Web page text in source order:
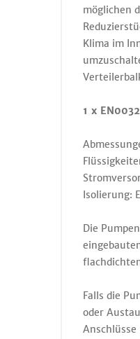
möglichen
Klima im
1 x
Isolierung:
Die
Falls die
oder